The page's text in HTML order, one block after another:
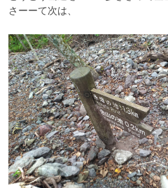
さーーて次は、